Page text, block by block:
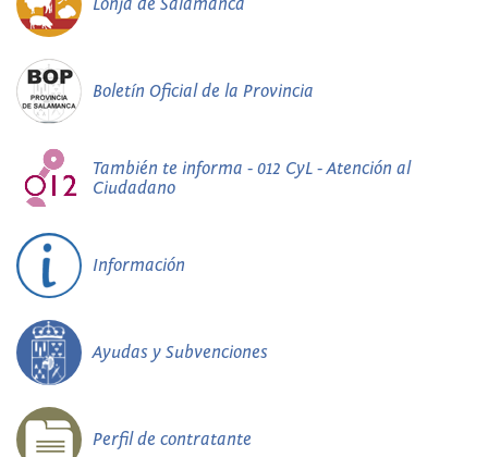
Boletín Oficial de la Provincia
También te informa - 012 CyL - Atención al
Ciudadano
Información
Ayudas y Subvenciones
Perfil de contratante